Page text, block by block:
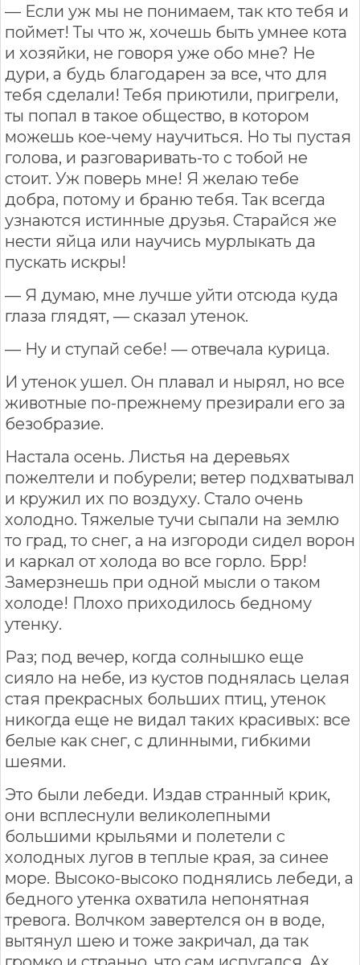
— Если уж мы не понимаем, так кто тебя и
поймет! Ты что ж, хочешь быть умнее кота
и хозяйки, не говоря уже обо мне? Не
дури, а будь благодарен за все, что для
тебя сделали! Тебя приютили, пригрели,
ты попал в такое общество, в котором
можешь кое-чему научиться. Но ты пустая
голова, и разговаривать-то с тобой не
стоит. Уж поверь мне! Я желаю тебе
добра, потому и браню тебя. Так всегда
узнаются истинные друзья. Старайся же
нести яйца или научись мурлыкать да
пускать искры!
— Я думаю, мне лучше уйти отсюда куда
глаза глядят, — сказал утенок.
— Ну и ступай себе! — отвечала курица.
И утенок ушел. Он плавал и нырял, но все
животные по-прежнему презирали его за
безобразие.
Настала осень. Листья на деревьях
пожелтели и побурели; ветер подхватывал
и кружил их по воздуху. Стало очень
холодно. Тяжелые тучи сыпали на землю
то град, то снег, а на изгороди сидел ворон
и каркал от холода во все горло. Брр!
Замерзнешь при одной мысли о таком
холоде! Плохо приходилось бедному
утенку.
Раз; под вечер, когда солнышко еще
сияло на небе, из кустов поднялась целая
стая прекрасных больших птиц, утенок
никогда еще не видал таких красивых: все
белые как снег, с длинными, гибкими
шеями.
Это были лебеди. Издав странный крик,
они всплеснули великолепными
большими крыльями и полетели с
холодных лугов в теплые края, за синее
море. Высоко-высоко поднялись лебеди, а
бедного утенка охватила непонятная
тревога. Волчком завертелся он в воде,
вытянул шею и тоже закричал, да так